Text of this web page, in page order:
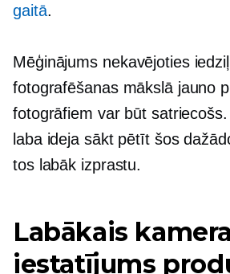
gaitā.
Mēģinājums nekavējoties
fotografēšanas mākslā jauno
fotogrāfiem var būt
laba ideja sākt pētīt šos
tos labāk izprastu.
Labākais
iestatījums